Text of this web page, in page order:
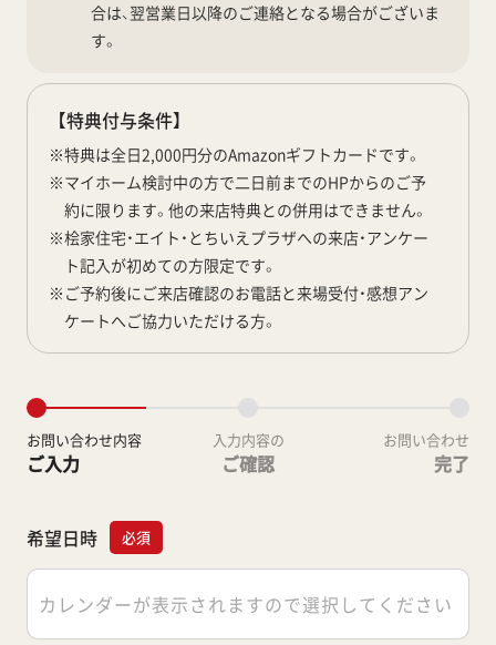
合は、翌営業日以降のご連絡となる場合がございま
す。
【特典付与条件】
※特典は全日2,000円分のAmazonギフトカードです。
※マイホーム検討中の方で二日前までのHPからのご予
約に限ります。他の来店特典との併用はできません。
※桧家住宅・エイト・とちいえプラザへの来店・アンケー
ト記入が初めての方限定です。
※ ご予約後にご来店確認のお電話と来場受付・感想アン
ケートへご協力いただける方。
お問い合わせ内容
ご入力
入力内容の
ご確認
お問い合わせ
完了
希望日時 必須